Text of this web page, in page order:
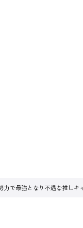
で最強となり不遇な推しキ